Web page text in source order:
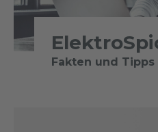
Fakten und